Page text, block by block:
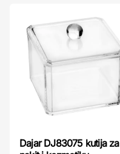
Dajar DJ83075 kutija za